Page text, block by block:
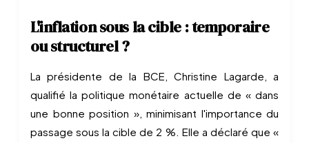
L'inflation sous la cible : temporaire
ou structurel ?
La présidente de la BCE, Christine Lagarde, a
qualifié la politique monétaire actuelle de « dans
une bonne position », minimisant l'importance du
passage sous la cible de 2 %. Elle a déclaré que «